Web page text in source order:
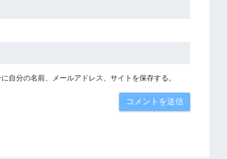
自分の名前、メールアドレス、サイトを保存する。